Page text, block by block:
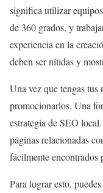
significa utilizar
de 360 grados, y
experiencia en la
deben ser nítidas y
Una vez que tengas
promocionarlos. Una
estrategia de SEO
páginas relacionadas
fácilmente encontrados
Para lograr esto,